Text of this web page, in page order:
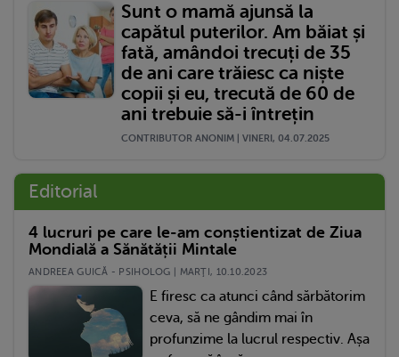
Sunt o mamă ajunsă la
capătul puterilor. Am băiat și
fată, amândoi trecuți de 35
de ani care trăiesc ca niște
copii și eu, trecută de 60 de
ani trebuie să-i întrețin
CONTRIBUTOR ANONIM | VINERI, 04.07.2025
Editorial
4 lucruri pe care le-am conștientizat de Ziua
Mondială a Sănătății Mintale
ANDREEA GUICĂ - PSIHOLOG | MARŢI, 10.10.2023
E firesc ca atunci când sărbătorim
ceva, să ne gândim mai în
profunzime la lucrul respectiv. Așa